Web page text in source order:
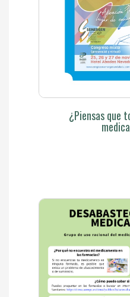
¿Piensas que